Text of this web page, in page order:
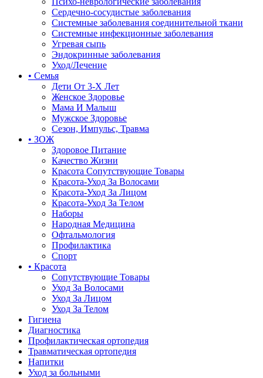
Сердечно-сосудистые заболевания
Системные заболевания соединительной ткани
Системные инфекционные заболевания
Угревая сыпь
Эндокринные заболевания
Уход/Лечение
• Семья
Дети От 3-Х Лет
Женское Здоровье
Мама И Малыш
Мужское Здоровье
Сезон, Импульс, Травма
• ЗОЖ
Здоровое Питание
Качество Жизни
Красота Сопутствующие Товары
Красота-Уход За Волосами
Красота-Уход За Лицом
Красота-Уход За Телом
Наборы
Народная Медицина
Офтальмология
Профилактика
Спорт
• Красота
Сопутствующие Товары
Уход За Волосами
Уход За Лицом
Уход За Телом
Гигиена
Диагностика
Профилактическая ортопедия
Травматическая ортопедия
Напитки
Уход за больными